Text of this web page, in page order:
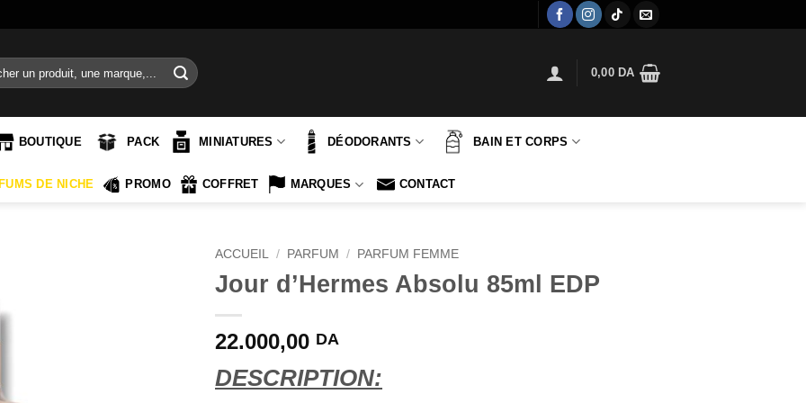
0,00 DA
BOUTIQUE PACK MINIATURES DÉODORANTS BAIN ET CORPS
DE NICHE PROMO COFFRET MARQUES CONTACT
ACCUEIL / PARFUM / PARFUM FEMME
Jour d’Hermes Absolu 85ml EDP
22.000,00 DA
DESCRIPTION: